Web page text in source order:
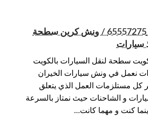
ونش الخيران / 65557275 / ونش كرين سطحة
سيارات
سطحة لنقل السيارات بالكويت
نعمل في ونش سيارات الخيران
كل مستلزمات العمل الذي يتعلق
و الشاحنات حيث نمتاز بالسرعة
كنت و مهما كانت…